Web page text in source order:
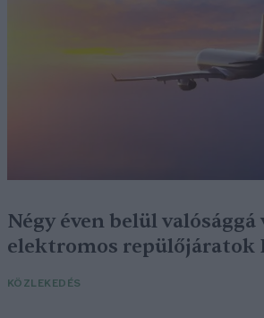
Négy éven belül
elektromos repülőjáratok
KÖZLEKEDÉS